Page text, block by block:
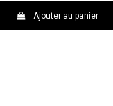
Ajouter au panier